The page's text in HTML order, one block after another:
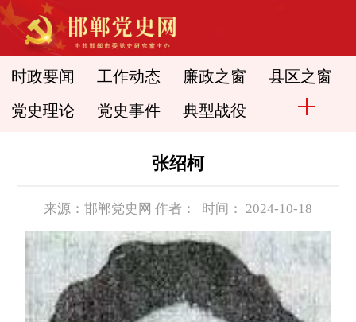
时政要闻 工作动态 廉政之窗 县区之窗
党史理论 党史事件 典型战役
张绍柯
来源：邯郸党史网 作者： 时间： 2024-10-18